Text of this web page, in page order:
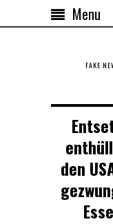
Menu
FAKE
den